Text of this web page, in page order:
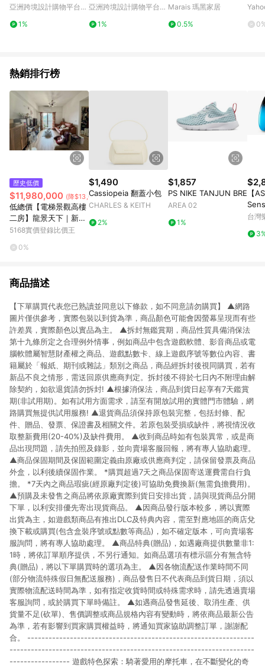
亞洲跨境設計購物平台
1%
亞洲跨境設計購物平台
1%
A Bar 藝術掛畫 - 50*7
Marais 瑪黑家居
0.5%
熱銷排行榜
歷史低價
$11,980,000 (降$13,020,000)
低總價【電梯景觀高樓
二房】龍景天下｜新北
市中和區華新街
5168實價登錄比價王
0%
$1,490
Cassiopeia 翻蓋小包
CHARLES & KEITH
2%
$1,857
PS NIKE TANJUN BRE
AREA 02
1%
【
律藍
台灣
商品描述
【下單購買代表您已熟讀並同意以下條款，如不同意請勿購買】 ▲網路
圖片僅供參考，實際包裝以到貨為準，商品顏色可能會因螢幕呈現而有些
許差異，實際顏色以實品為主。 ▲拆封無鑑賞期，商品性質具備消保法
第十九條所定之合理例外情事，例如商品中包含遊戲軟體、影音商品或電
腦軟體屬智慧財產權之商品、遊戲點數卡、線上遊戲序號等數位內容、書
籍屬於「報紙、期刊或雜誌」類別之商品，商品經拆封後視同購買，若有
新品不良之情形，需送回原供應商判定。拆封後不得於七日內不附理由解
除契約，如欲退貨請勿拆封! ▲根據消保法，商品到貨日起享有7天鑑賞
期(非試用期)。如有試用方面需求，請至有開放試用的實體門市體驗，網
路購買無提供試用服務! ▲退貨商品須保持原包裝完整，包括封條、配
件、贈品、發票、保證書及相關文件。若原包裝受損或缺件，將視情況收
取整新費用(20-40%)及缺件費用。 ▲收到商品時如有包裝異常，或是商
品出現問題，請先拍照及錄影，並向賣場客服回報，將有專人協助處理。
▲商品保固期間及保固範圍定義由原廠或供應商判定，請保留發票及商品
外盒，以利後續保固作業。 *購買超過7天之商品保固寄送運費需自行負
擔。 *7天內之商品瑕疵(經原廠判定後)可協助免費換新(無需負擔費用)。
▲預購及未發售之商品將依原廠實際到貨日安排出貨，請與現貨商品分開
下單，以利安排優先寄出現貨商品。 ▲因商品發行版本較多，將以實際
出貨為主，如遊戲類商品有推出DLC及特典內容，需至對應地區的商店兌
換下載或購買(包含盒裝序號或點數等商品)，如不確定版本，可向賣場客
服詢問，將有專人協助處理。 ▲商品特典(贈品)，如遇廠商提供數量非1:
1時，將依訂單順序提供，不另行通知。如商品選項有標示區分有無含特
典(贈品)，將以下單購買時的選項為主。 ▲因各物流配送作業時間不同
(部分物流特殊假日無配送服務)，商品發售日不代表商品到貨日期，須以
實際物流配送時間為準，如有指定收貨時間或特殊需求時，請先透過賣場
客服詢問，或於購買下單時備註。 ▲如遇商品發售延後、取消生產、供
貨量不足(砍單)、售價調整或商品規格內容有變動時，將依商品最新公告
為準，若有影響到買家購買權益時，將通知買家協助調整訂單，謝謝配
合。 ----------------------------------------------------------------
---------------------------------------------------------------------
----------------- 遊戲特色探索：騎著愛用的摩托車，在不斷變化的奇